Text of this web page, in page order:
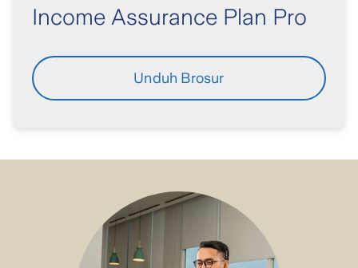
Income Assurance Plan Pro
Unduh Brosur